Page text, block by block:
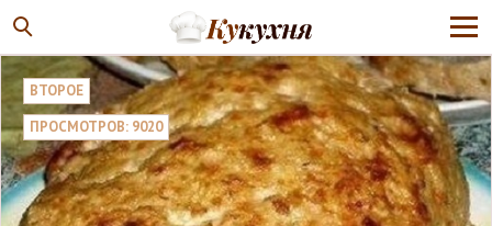
ВТОРОЕ
ПРОСМОТРОВ: 9020